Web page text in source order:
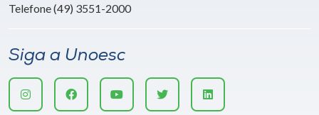
Telefone (49) 3551-2000
Siga a Unoesc